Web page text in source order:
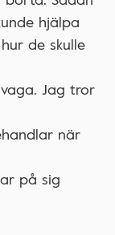
hjälpa
de skulle
Jag tror
när
på sig